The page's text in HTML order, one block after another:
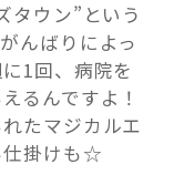
タウン”という
んばりによっ
1回、病院を
るんですよ！
たマジカルエ
仕掛けも☆